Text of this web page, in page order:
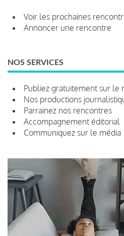
Voir les prochaines
Annoncer une rencontre
NOS SERVICES
Publiez gratuitement sur le
Nos productions
Parrainez nos rencontres
Accompagnement éditorial
Communiquez sur le média